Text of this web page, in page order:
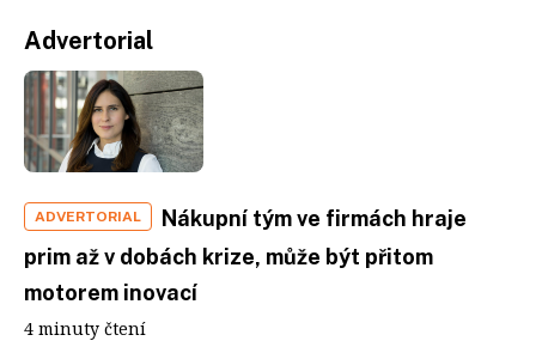
Advertorial
ADVERTORIAL
Nákupní tým ve firmách hraje
prim až v dobách krize, může být přitom
motorem inovací
4 minuty čtení